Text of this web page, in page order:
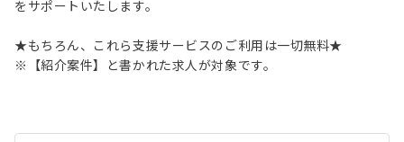
をサポートいたします。
★もちろん、これら支援サービスのご利用は一切無料★
※【紹介案件】と書かれた求人が対象です。